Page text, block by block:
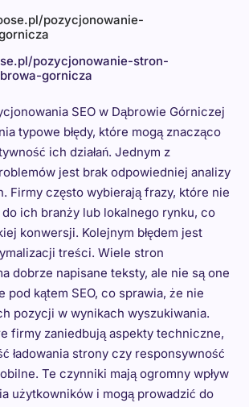
pozycjonowanie-stron-
gornicza
SEO w Dąbrowie Górniczej
typowe błędy, które mogą znacząco
ich działań. Jednym z
jest brak odpowiedniej analizy
Firmy często wybierają frazy, które nie
ich branży lub lokalnego rynku, co
konwersji. Kolejnym błędem jest
treści. Wiele stron
dobrze napisane teksty, ale nie są one
pod kątem SEO, co sprawia, że nie
pozycji w wynikach wyszukiwania.
firmy zaniedbują aspekty techniczne,
ładowania strony czy responsywność
Te czynniki mają ogromny wpływ
użytkowników i mogą prowadzić do